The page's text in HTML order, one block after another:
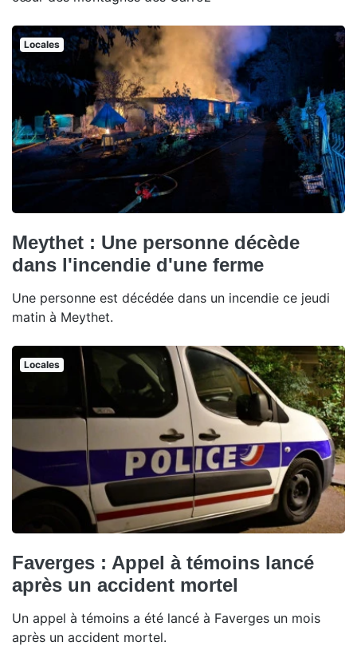
Locales
Meythet : Une personne décède
dans l'incendie d'une ferme
Une personne est décédée dans un incendie ce jeudi
matin à Meythet.
Locales
Faverges : Appel à témoins lancé
après un accident mortel
Un appel à témoins a été lancé à Faverges un mois
après un accident mortel.